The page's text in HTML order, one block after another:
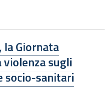
la Giornata
sugli
socio-sanitari